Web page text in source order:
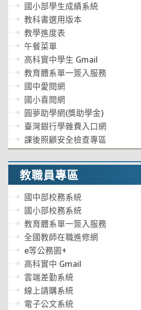
國小部學生成績系統
教科書選用版本
教學進度表
午餐菜單
高科實中學生 Gmail
教育體系單一簽入服務
國中愛閱網
國小喜閱網
圓夢助學網(獎助學金)
臺灣銀行學雜費入口網
課後照顧安全檢查專區
教職員專區
國中部校務系統
國小部校務系統
教育體系單一簽入服務
全國教師在職進修網
e等公務園+
高科實中 Gmail
雲端差勤系統
線上請購系統
電子公文系統